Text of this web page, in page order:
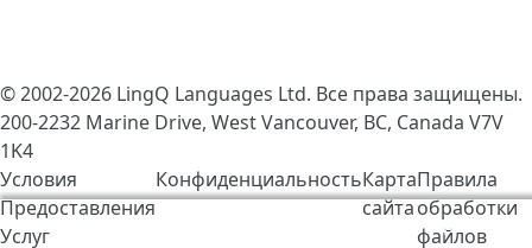
Мы используем cookie-файлы, чтобы сделать работу
© 2002-2026 LingQ Languages Ltd. Все права защищены.
200-2232 Marine Drive, West Vancouver, BC, Canada V7V
1K4
Условия
Предоставления
Услуг
КонфиденциальностьКарта
сайта
Правила
обработки
файлов